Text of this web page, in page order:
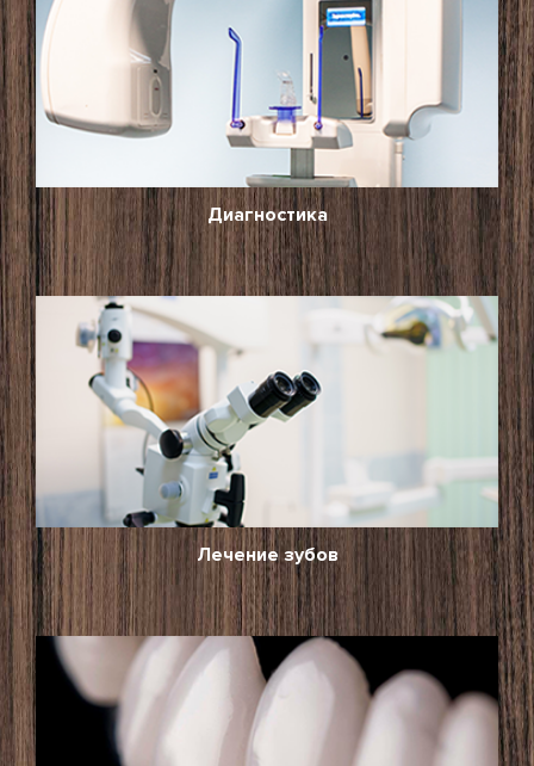
Диагностика
Лечение зубов